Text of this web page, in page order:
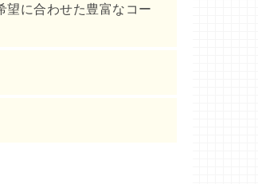
望に合わせた豊富なコー